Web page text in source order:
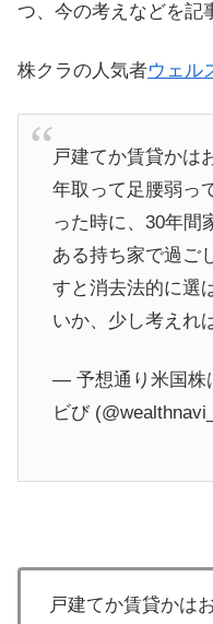
つ、今の考えなどを記
株クラの人気者ウェル
戸建てか賃貸かは
年取って足腰弱っ
った時に、30年間
ある持ち家で過ご
すと消去法的に選
いか、少し考えれ
— 予想通り米国株
ビび
戸建てか賃貸かは